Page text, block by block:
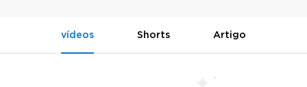
vídeos Shorts Artigo